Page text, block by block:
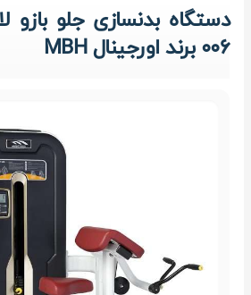
006 برند اورجینال MBH